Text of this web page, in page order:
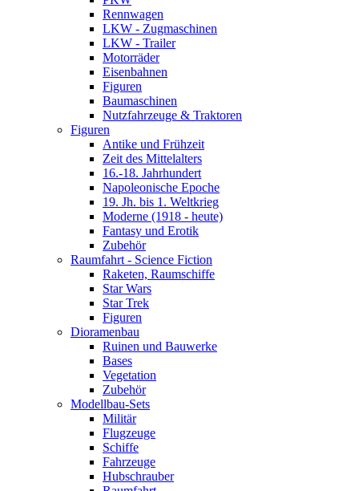
Rennwagen
LKW - Zugmaschinen
LKW - Trailer
Motorräder
Eisenbahnen
Figuren
Baumaschinen
Nutzfahrzeuge & Traktoren
Figuren
Antike und Frühzeit
Zeit des Mittelalters
16.-18. Jahrhundert
Napoleonische Epoche
19. Jh. bis 1. Weltkrieg
Moderne (1918 - heute)
Fantasy und Erotik
Zubehör
Raumfahrt - Science Fiction
Raketen, Raumschiffe
Star Wars
Star Trek
Figuren
Dioramenbau
Ruinen und Bauwerke
Bases
Vegetation
Zubehör
Modellbau-Sets
Militär
Flugzeuge
Schiffe
Fahrzeuge
Hubschrauber